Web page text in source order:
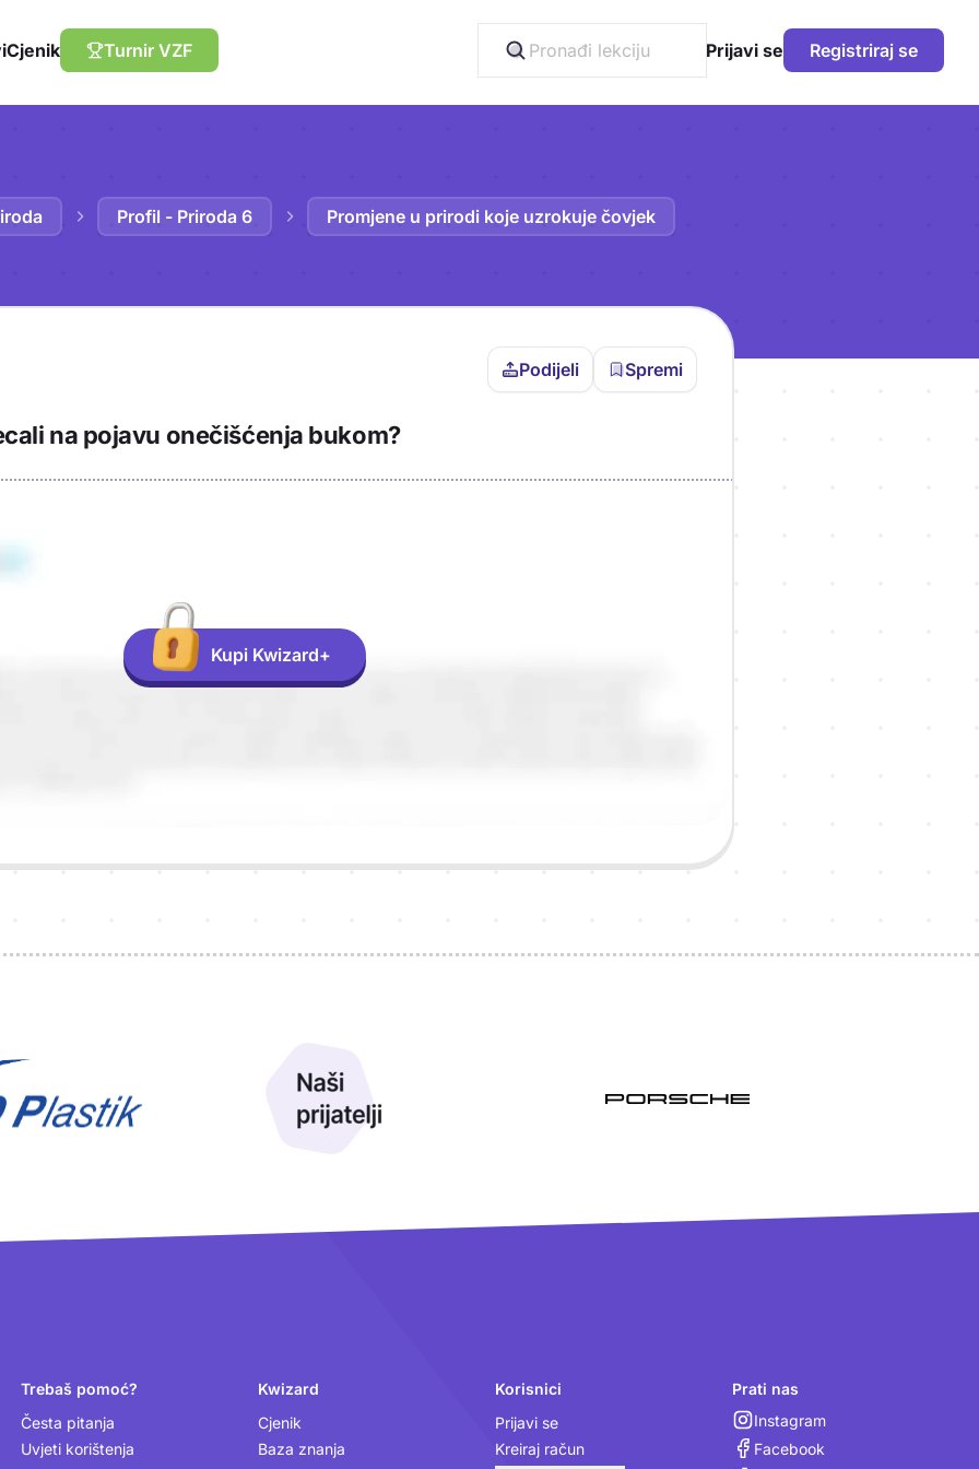
Cjenik Turnir VZF Prijavi se Registriraj se
Profil - Priroda 6 Promjene u prirodi koje uzrokuje čovjek
Podijeli Spremi
Trebaš biti prijavljen da bi pohranio
sadržaj u bilježnicu!
na pojavu onečišćenja bukom?
Kupi Kwizard+
Trebaš pomoć?
Česta pitanja
Uvjeti korištenja
Kwizard
Cjenik
Baza znanja
Korisnici
Prijavi se
Kreiraj račun
Prati nas
Instagram
Facebook